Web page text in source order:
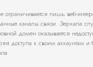
ограничивается лишь веб-
каналы связи. Зеркала
домен оказывается
доступа к своим аккаунтам